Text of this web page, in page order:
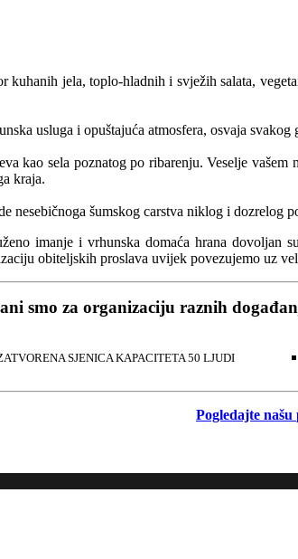
jela, toplo-hladnih i svježih salata,
usluga i opuštajuća atmosfera, osvaja svakog
kao sela poznatog po ribarenju. Veselje
kraja.
nesebičnoga šumskog carstva niklog i dozrelog
imanje i vrhunska domaća hrana
obiteljskih proslava uvijek povezujemo uz
smo za organizaciju raznih
SJENICA KAPACITETA 50 LJUDI
Pogledajte našu